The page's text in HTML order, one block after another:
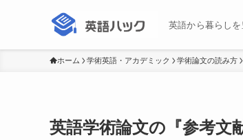
英語から暮らし
ホーム 学術英語・アカデミック 学術論文の読み方
英語学術論文の『参考文